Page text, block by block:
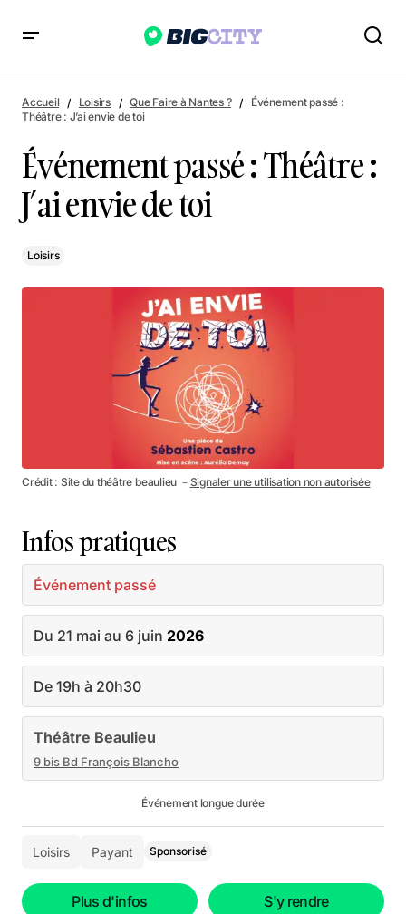
Événement passé : Théâtre : J’ai envie de toi
Accueil Loisirs Que Faire à Nantes ?
Événement passé :
Théâtre : J’ai envie de toi
Événement passé : Théâtre :
J’ai envie de toi
Loisirs
Crédit : Site du théâtre beaulieu － Signaler une utilisation non autorisée
Infos pratiques
Événement passé
Du 21 mai au 6 juin 2026
De 19h à 20h30
Théâtre Beaulieu
9 bis Bd François Blancho
Événement longue durée
Loisirs Payant Sponsorisé
Plus d'infos S'y rendre